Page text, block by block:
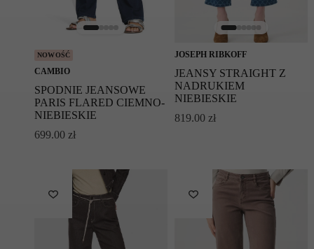
Prać oddzielnie w delikatnym detergencie po
odwróceniu na lewą stronę w worku na pranie
Nie suszyć w suszarce bębnowej
Możliwe czyszczenie chemiczne z użyciem
perchloroetylenu
Symbol modelu: PHILIA 0002/04/9181/5056
NOWOŚĆ
CAMBIO
SPODNIE JEANSOWE
PARIS FLARED CIEMNO-
NIEBIESKIE
699.00 zł
JOSEPH RIBKOFF
JEANSY STRAIGHT Z
NADRUKIEM
NIEBIESKIE
819.00 zł